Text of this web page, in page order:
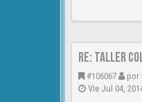
Re: TALLER
#106067 por
Vie Jul 04,